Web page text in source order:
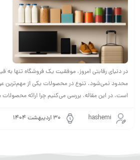
در دنیای رقابتی امروز، موفقیت یک فروشگاه تنها
محدود نمی‌شود. تنوع در محصولات یکی از
است. در این مقاله، بررسی می‌کنیم چرا ارائه
hashemi ۳۰ اردیبهشت ۱۴۰۴